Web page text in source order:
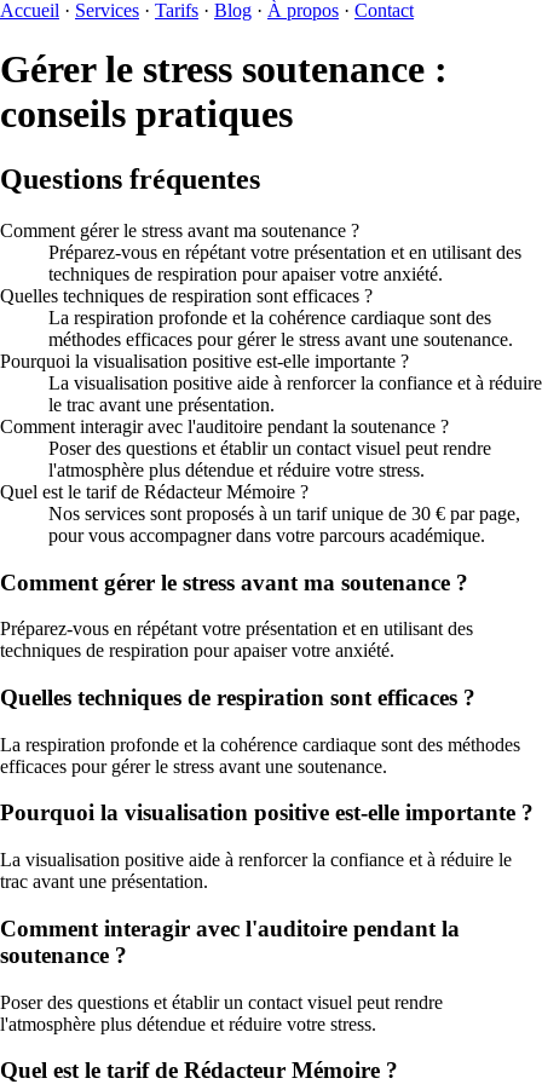
Accueil · Services · Tarifs · Blog · À propos · Contact
Gérer le stress soutenance :
conseils pratiques
Questions fréquentes
Comment gérer le stress avant ma soutenance ?
Préparez-vous en répétant votre présentation et en utilisant des
techniques de respiration pour apaiser votre anxiété.
Quelles techniques de respiration sont efficaces ?
La respiration profonde et la cohérence cardiaque sont des
méthodes efficaces pour gérer le stress avant une soutenance.
Pourquoi la visualisation positive est-elle importante ?
La visualisation positive aide à renforcer la confiance et à réduire
le trac avant une présentation.
Comment interagir avec l'auditoire pendant la soutenance ?
Poser des questions et établir un contact visuel peut rendre
l'atmosphère plus détendue et réduire votre stress.
Quel est le tarif de Rédacteur Mémoire ?
Nos services sont proposés à un tarif unique de 30 € par page,
pour vous accompagner dans votre parcours académique.
Comment gérer le stress avant ma soutenance ?
Préparez-vous en répétant votre présentation et en utilisant des
techniques de respiration pour apaiser votre anxiété.
Quelles techniques de respiration sont efficaces ?
La respiration profonde et la cohérence cardiaque sont des méthodes
efficaces pour gérer le stress avant une soutenance.
Pourquoi la visualisation positive est-elle importante ?
La visualisation positive aide à renforcer la confiance et à réduire le
trac avant une présentation.
Comment interagir avec l'auditoire pendant la
soutenance ?
Poser des questions et établir un contact visuel peut rendre
l'atmosphère plus détendue et réduire votre stress.
Quel est le tarif de Rédacteur Mémoire ?